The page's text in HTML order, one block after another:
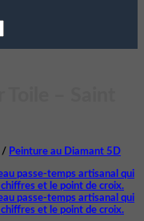
/ Peinture au Diamant 5D